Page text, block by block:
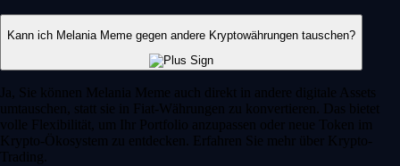
Kann ich Melania Meme gegen andere Kryptowährungen tauschen?
Ja, Sie können Melania Meme auch direkt in andere digitale Assets
umtauschen, statt sie in Fiat-Währungen zu konvertieren. Das bietet
volle Flexibilität, um Ihr Portfolio anzupassen oder neue Token im
Krypto-Ökosystem zu entdecken. Erfahren Sie mehr über Krypto-
Trading.